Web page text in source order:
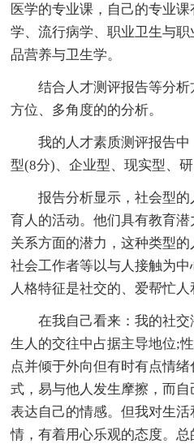
医学的专业课，自己的专业
学、流行病学、职业卫生与
品营养与卫生学。
结合人才测评报告等分
方位、多角度的的分析。
我的人才素质测评报告
型(8分)、企业型、现实型、研
报告分析显示，社会型
育人的活动。他们具有教育
关系方面的潜力，这种类型的
社会工作者等以与人接触为
人格特征是社交的、爱帮忙人
在我自己看来：我的社
生人的交往中占据主导地位;
点并倾于外向但有时有点情
式，易与他人发生摩擦，而
表达自己的情感。但我对生
情，有着用心乐观的态度。